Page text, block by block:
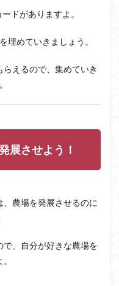
ドがありますよ。
埋めていきましょう。
えるので、集めていき
展させよう！
農場を発展させるのに
、自分が好きな農場を